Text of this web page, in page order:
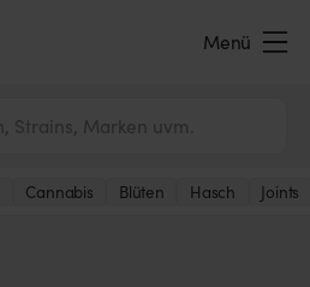
Menü
Cannabis Blüten Hasch Joints